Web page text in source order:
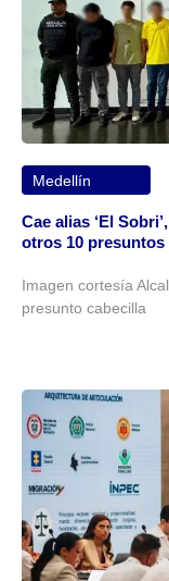
Medellín
Cae alias ‘El
otros 10
Imagen cortesía
presunto cabecilla